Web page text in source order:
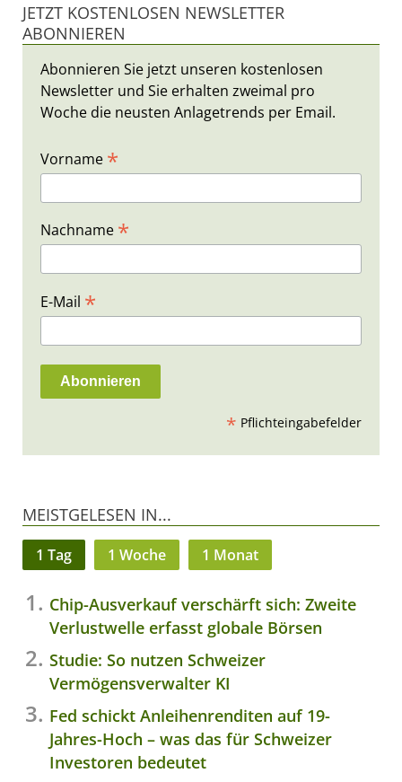
JETZT KOSTENLOSEN NEWSLETTER
ABONNIEREN
Abonnieren Sie jetzt unseren kostenlosen
Newsletter und Sie erhalten zweimal pro
Woche die neusten Anlagetrends per Email.
Vorname *
Nachname *
E-Mail *
* Pflichteingabefelder
MEISTGELESEN IN...
1 Tag 1 Woche 1 Monat
Chip-Ausverkauf verschärft sich: Zweite
Verlustwelle erfasst globale Börsen
Studie: So nutzen Schweizer
Vermögensverwalter KI
Fed schickt Anleihenrenditen auf 19-
Jahres-Hoch – was das für Schweizer
Investoren bedeutet